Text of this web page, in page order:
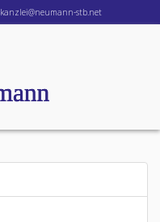
kanzlei@neumann-stb.net